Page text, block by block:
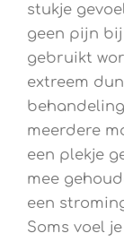
stukje
geen pijn
gebruikt
extreem dun
meerdere
een plekje
mee
een
Soms voel